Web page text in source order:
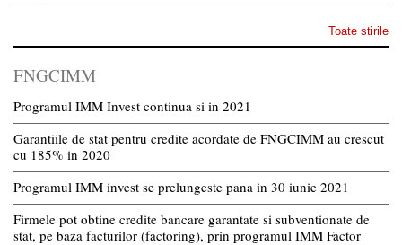
Toate stirile
FNGCIMM
Programul IMM Invest continua si in 2021
Garantiile de stat pentru credite acordate de FNGCIMM au crescut
cu 185% in 2020
Programul IMM invest se prelungeste pana in 30 iunie 2021
Firmele pot obtine credite bancare garantate si subventionate de
stat, pe baza facturilor (factoring), prin programul IMM Factor